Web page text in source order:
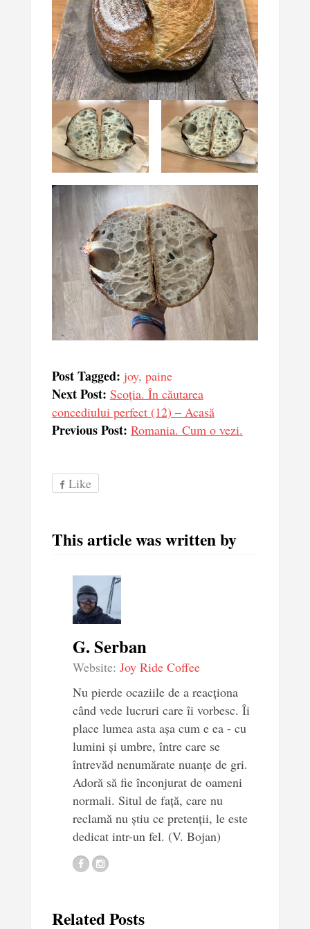
Post Tagged: joy, paine
Next Post: Scoția. În căutarea
concediului perfect (12) – Acasă
Previous Post: Romania. Cum o vezi.
Like
This article was written by
G. Serban
Website: Joy Ride Coffee
Nu pierde ocaziile de a reacționa
când vede lucruri care îi vorbesc. Îi
place lumea asta așa cum e ea - cu
lumini și umbre, între care se
întrevăd nenumărate nuanțe de gri.
Adoră să fie înconjurat de oameni
normali. Situl de față, care nu
reclamă nu știu ce pretenții, le este
dedicat intr-un fel. (V. Bojan)
Related Posts